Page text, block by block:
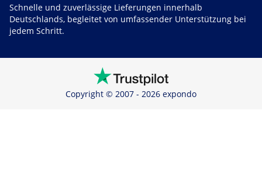
Schnelle und zuverlässige Lieferungen innerhalb
Deutschlands, begleitet von umfassender Unterstützung bei
jedem Schritt.
Copyright © 2007 - 2026 expondo